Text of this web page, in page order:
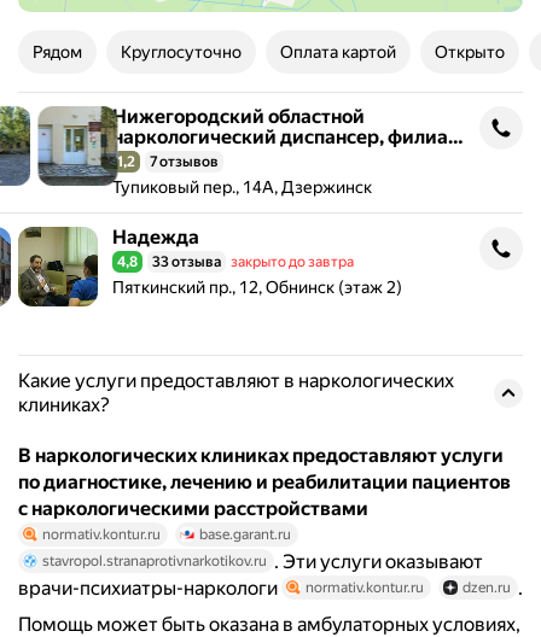
Рядом Круглосуточно Оплата картой Открыто
Нижегородский областной наркологический диспансер, филиал
Нижегородский областной
наркологический диспансер, филиал
Дзержинский наркологический
диспансер
Рейтинг 1,2 из 5
1,2 7 отзывов
Адрес: Тупиковый пер., 14А, Дзержинск .
Тупиковый пер., 14А, Дзержинск
Надежда Надежда
Рейтинг 4,8 из 5
4,8 33 отзыва закрыто до завтра
Адрес: Пяткинский пр., 12, Обнинск (этаж 2) .
Пяткинский пр., 12, Обнинск (этаж 2)
Какие услуги предоставляют в наркологических
клиниках?
В наркологических клиниках предоставляют услуги
по диагностике, лечению и реабилитации пациентов
с наркологическими расстройствами
normativ.kontur.ru
base.garant.ru
stavropol.stranaprotivnarkotikov.ru . Эти услуги оказывают
врачи-психиатры-наркологи
normativ.kontur.ru dzen.ru .
Помощь может быть оказана в амбулаторных условиях,